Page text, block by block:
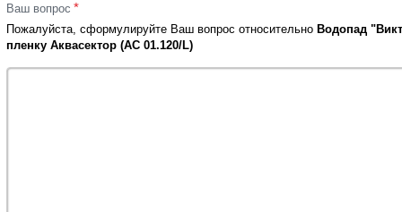
Ваш вопрос *
Пожалуйста, сформулируйте Ваш вопрос относительно Водопад
пленку Аквасектор (АС 01.120/L)